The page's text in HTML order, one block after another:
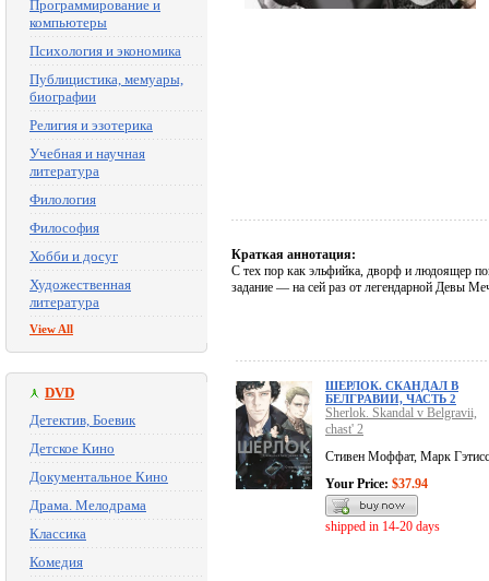
Программирование и
компьютеры
Психология и экономика
Публицистика, мемуары,
биографии
Религия и эзотерика
Учебная и научная
литература
Филология
Философия
Хобби и досуг
Художественная
литература
View All
DVD
Детектив, Боевик
Детское Кино
Документальное Кино
Драма. Мелодрама
Классика
Комедия
Краткая аннотация:
С тех пор как эльфийка, дворф и людоящер
задание — на сей раз от легендарной Девы
ШЕРЛОК. СКАНДАЛ В
БЕЛГРАВИИ, ЧАСТЬ 2
Sherlok. Skandal v Belgravii,
chast' 2
Стивен Моффат, Марк Гэтисс
Your Price: $37.94
shipped in 14-20 days